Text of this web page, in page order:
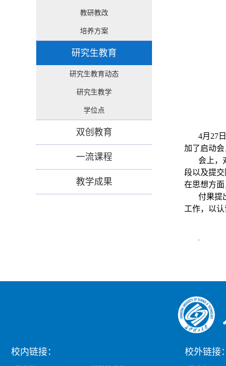
教研教改
培养方案
研究生教育
研究生教育动态
研究生教学
学位点
双创教育
一流课程
教学成果
4月27
加了启动会
会上，
段以及提
在思想方
付果提
工作，以
校内链接： 校外链接：